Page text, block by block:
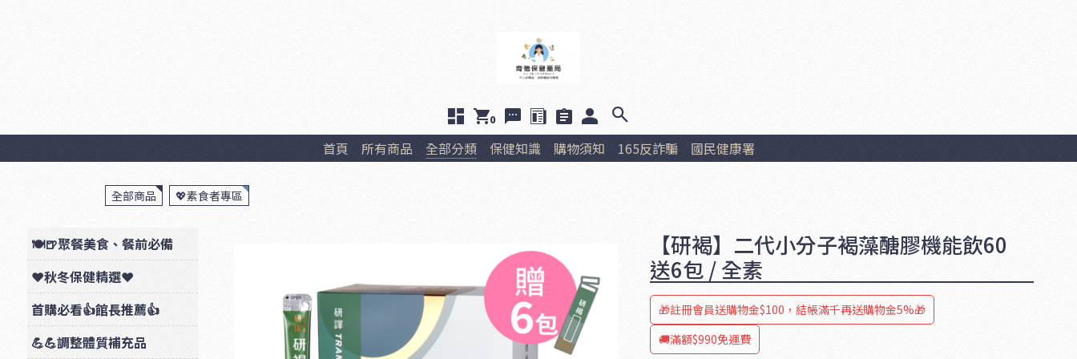
0
首頁 所有商品 全部分類 保健知識 購物須知 165反詐騙 國民健康署
全部商品 💖素食者專區
🍽🍺聚餐美食、餐前必備
❤秋冬保健精選❤
首購必看👍館長推薦👍
💪💪調整體質補充品
【研褐】二代小分子褐藻醣膠機能飲60
送6包 / 全素
🎁註冊會員送購物金$100，結帳滿千再送購物金5%🎁
🚚滿額$990免運費